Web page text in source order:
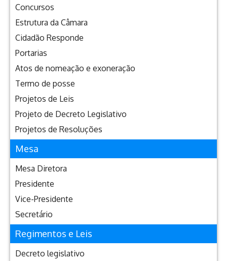
Concursos
Estrutura da Câmara
Cidadão Responde
Portarias
Atos de nomeação e exoneração
Termo de posse
Projetos de Leis
Projeto de Decreto Legislativo
Projetos de Resoluções
Mesa
Mesa Diretora
Presidente
Vice-Presidente
Secretário
Regimentos e Leis
Decreto legislativo